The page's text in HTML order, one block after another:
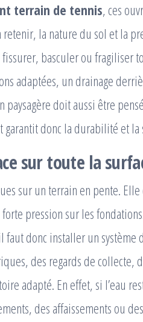
terrain de tennis, ces
la nature du sol et la
basculer ou fragiliser
adaptées, un drainage
paysagère doit aussi être
garantit donc la durabilité et
sur toute la
sur un terrain en pente.
pression sur les
faut donc installer un système
des regards de collecte,
adapté. En effet, si l’eau
des affaissements ou